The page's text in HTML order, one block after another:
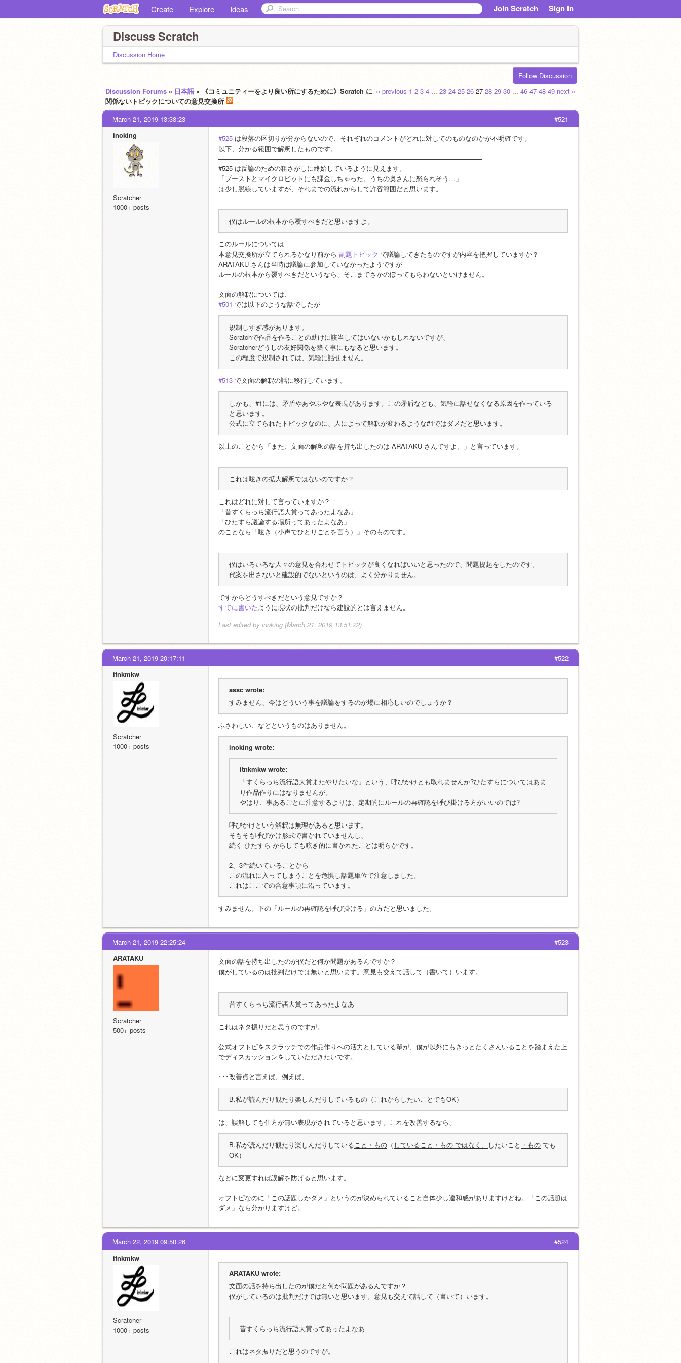
Create Explore Ideas Join Scratch Sign in
Discuss Scratch
Discussion Home
Follow Discussion
‹‹ previous 1 2 3 4 ... 23 24 25 26 27 28 29 30 ... 46 47 48 49 next ››
Discussion Forums » 日本語 » 《コミュニティーをより良い所にするために》Scratch に
関係ないトピックについての意見交換所
#521
March 21, 2019 13:38:23
inoking
Scratcher
1000+ posts
#525 は段落の区切りが分からないので、それぞれのコメントがどれに対してのものなのかが不明確です。
以下、分かる範囲で解釈したものです。
————————————————————————————————————————
#525 は反論のための粗さがしに終始しているように見えます。
「ブーストとマイクロビットにも課金しちゃった。うちの奥さんに怒られそう…」
は少し脱線していますが、それまでの流れからして許容範囲だと思います。
僕はルールの根本から覆すべきだと思いますよ。
このルールについては
本意見交換所が立てられるかなり前から 副題トピック で議論してきたものですが内容を把握していますか？
ARATAKU さんは当時は議論に参加していなかったようですが
ルールの根本から覆すべきだというなら、そこまでさかのぼってもらわないといけません。
文面の解釈については、
#501 では以下のような話でしたが
規制しすぎ感があります。
Scratchで作品を作ることの助けに該当してはいないかもしれないですが、
Scratcherどうしの友好関係を築く事にもなると思います。
この程度で規制されては、気軽に話せません。
#513 で文面の解釈の話に移行しています。
しかも、#1には、矛盾やあやふやな表現があります。この矛盾なども、気軽に話せなくなる原因を作っている
と思います。
公式に立てられたトピックなのに、人によって解釈が変わるような#1ではダメだと思います。
以上のことから「また、文面の解釈の話を持ち出したのは ARATAKU さんですよ。」と言っています。
これは呟きの拡大解釈ではないのですか？
これはどれに対して言っていますか？
「昔すくらっち流行語大賞ってあったよなあ」
「ひたすら議論する場所ってあったよなあ」
のことなら「呟き（小声でひとりごとを言う）」そのものです。
僕はいろいろな人々の意見を合わせてトピックが良くなればいいと思ったので、問題提起をしたのです。
代案を出さないと建設的でないというのは、よく分かりません。
ですからどうすべきだという意見ですか？
すでに書いたように現状の批判だけなら建設的とは言えません。
Last edited by inoking (March 21, 2019 13:51:22)
#522
March 21, 2019 20:17:11
itnkmkw
Scratcher
1000+ posts
assc wrote:
すみません、今はどういう事を議論をするのが場に相応しいのでしょうか？
ふさわしい、などというものはありません。
inoking wrote:
itnkmkw wrote:
「すくらっち流行語大賞またやりたいな」という、呼びかけとも取れませんか?ひたすらについてはあま
り作品作りにはなりませんが。
やはり、事あるごとに注意するよりは、定期的にルールの再確認を呼び掛ける方がいいのでは?
呼びかけという解釈は無理があると思います。
そもそも呼びかけ形式で書かれていませんし、
続く ひたすら からしても呟き的に書かれたことは明らかです。
2、3件続いていることから
この流れに入ってしまうことを危惧し話題単位で注意しました。
これはここでの合意事項に沿っています。
すみません。下の「ルールの再確認を呼び掛ける」の方だと思いました。
#523
March 21, 2019 22:25:24
ARATAKU
Scratcher
500+ posts
文面の話を持ち出したのが僕だと何か問題があるんですか？
僕がしているのは批判だけでは無いと思います。意見も交えて話して（書いて）います。
昔すくらっち流行語大賞ってあったよなあ
これはネタ振りだと思うのですが。
公式オフトピをスクラッチでの作品作りへの活力としている輩が、僕が以外にもきっとたくさんいることを踏まえた上
でディスカッションをしていただきたいです。
･･･改善点と言えば、例えば、
B.私が読んだり観たり楽しんだりしているもの（これからしたいことでもOK）
は、誤解しても仕方が無い表現がされていると思います。これを改善するなら、
B.私が読んだり観たり楽しんだりしていること・もの （ していること・もの ではなく、 したいこと ・もの でも
OK）
などに変更すれば誤解を防げると思います。
オフトピなのに「この話題しかダメ」というのが決められていること自体少し違和感がありますけどね。「この話題は
ダメ」なら分かりますけど。
#524
March 22, 2019 09:50:26
itnkmkw
Scratcher
1000+ posts
ARATAKU wrote:
文面の話を持ち出したのが僕だと何か問題があるんですか？
僕がしているのは批判だけでは無いと思います。意見も交えて話して（書いて）います。
昔すくらっち流行語大賞ってあったよなあ
これはネタ振りだと思うのですが。